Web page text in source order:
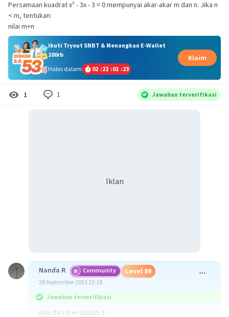
Persamaan kuadrat x² - 3x - 3 = 0 mempunyai akar-akar m dan n. Jika n
< m, tentukan:
nilai m+n
Ikuti Tryout SNBT & Menangkan E-Wallet
100rb
Habis dalam
02 :22 :01 :23
Klaim
1 1 Jawaban terverifikasi
Iklan
Nanda R Community Level 89
28 September 2023 22:18
Jawaban terverifikasi
nilai dari m+n adalah 3.